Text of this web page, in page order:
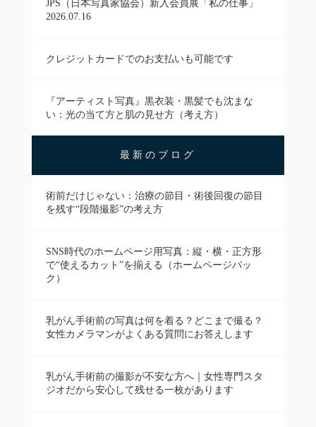
JPS（日本写真家協会）新入会員展「私の仕事」
2026.07.16
クレジットカードでのお支払いも可能です
『アーティスト写真』黒衣装・黒髪でも沈まな
い：光の当て方と肌の見せ方（考え方）
最新のブログ
術前だけじゃない：治療の節目・術後回復の節目
を残す“段階撮影”の考え方
SNS時代のホームページ用写真：縦・横・正方形
で“使えるカット”を揃える（ホームページパッ
ク）
乳がん手術前の写真は何を着る？どこまで撮る？
女性カメラマンがよくある質問にお答えします
乳がん手術前の撮影が不安な方へ｜女性専門スタ
ジオだから安心して残せる一枚があります